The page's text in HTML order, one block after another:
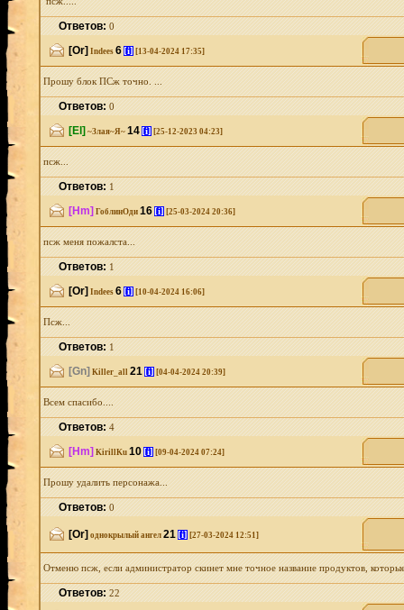
Ответов:0
[Or] Indees 6 [i] [13-04-2024 17:35]
Прошу блок ПСж точно. ...
Ответов:0
[El] ~Злая~Я~ 14 [i] [25-12-2023 04:23]
псж...
Ответов:1
[Hm] ГоблинОди 16 [i] [25-03-2024 20:36]
псж меня пожалста...
Ответов:1
[Or] Indees 6 [i] [10-04-2024 16:06]
Псж...
Ответов:1
[Gn] Killer_all 21 [i] [04-04-2024 20:39]
Всем спасибо....
Ответов:4
[Hm] KirillKu 10 [i] [09-04-2024 07:24]
Прошу удалить персонажа...
Ответов:0
[Or] однокрылый ангел 21 [i] [27-03-2024 12:51]
Отменю псж, если администратор скинет мне точное название продуктов,
Ответов:22